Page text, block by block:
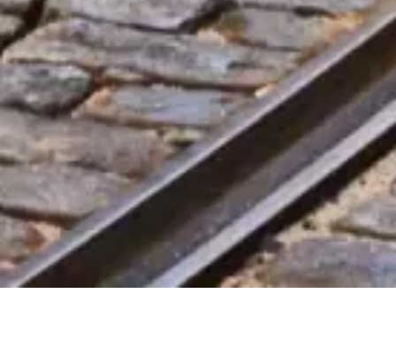
Právní
Právní informace
O nás
Ochrana osobních údajů
Zásady používání cookies
Mapa stránek
Vytvořeno s ❤️ pro cestovatele a milovníky historie po celém světě
někým, jako jsou oni.
Váš osobní průvodce pro Lisabonská turistická karta. Zeptejte se na
vstupenky, otevírací dobu a další!
💬